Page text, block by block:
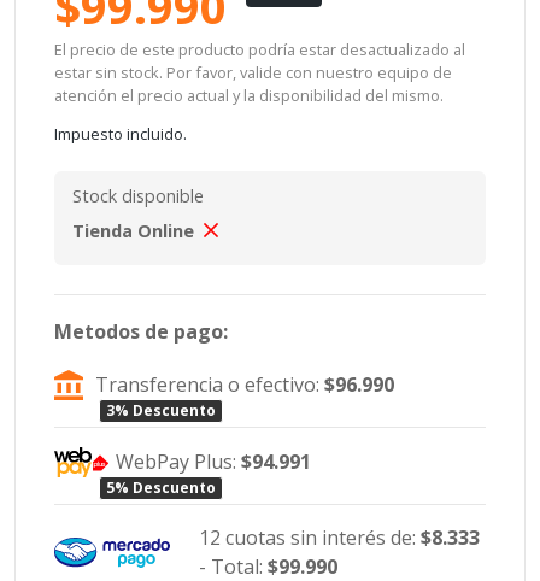
El precio de este producto podría estar desactualizado al
estar sin stock. Por favor, valide con nuestro equipo de
atención el precio actual y la disponibilidad del mismo.
Impuesto incluido.
Stock disponible
Tienda Online
Metodos de pago:
Transferencia o efectivo:$96.990
3% Descuento
WebPay Plus:$94.991
5% Descuento
12 cuotas sin interés de: $8.333
- Total: $99.990